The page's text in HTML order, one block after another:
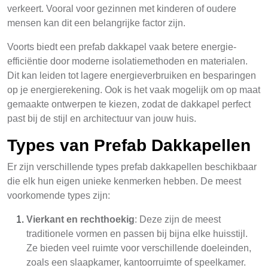
verkeert. Vooral voor gezinnen met kinderen of oudere
mensen kan dit een belangrijke factor zijn.
Voorts biedt een prefab dakkapel vaak betere energie-
efficiëntie door moderne isolatiemethoden en materialen.
Dit kan leiden tot lagere energieverbruiken en besparingen
op je energierekening. Ook is het vaak mogelijk om op maat
gemaakte ontwerpen te kiezen, zodat de dakkapel perfect
past bij de stijl en architectuur van jouw huis.
Types van Prefab Dakkapellen
Er zijn verschillende types prefab dakkapellen beschikbaar
die elk hun eigen unieke kenmerken hebben. De meest
voorkomende types zijn:
Vierkant en rechthoekig: Deze zijn de meest
traditionele vormen en passen bij bijna elke huisstijl.
Ze bieden veel ruimte voor verschillende doeleinden,
zoals een slaapkamer, kantoorruimte of speelkamer.